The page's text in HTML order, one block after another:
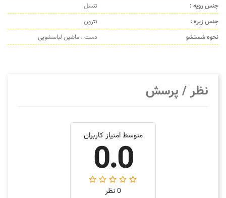
جنس رویه :
تنسل
جنس زیره :
تترون
نحوه شستشو
دست ، ماشین لباسشویی
نظر / پرسش
متوسط امتیاز کاربران
0.0
0 نظر